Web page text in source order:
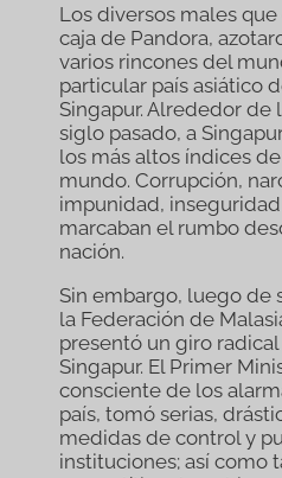
Los diversos males
caja de Pandora,
varios rincones del
particular país asiático
Singapur. Alrededor de
siglo pasado, a
los más altos índices
mundo. Corrupción,
impunidad,
marcaban el rumbo
nación.
Sin embargo, luego de
la Federación de
presentó un giro
Singapur. El Primer
consciente de los
país, tomó serias,
medidas de control y
instituciones; así como